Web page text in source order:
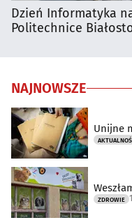
Dzień Informatyka
Politechnice
NAJNOWSZE
Unijne
ZDROWIE